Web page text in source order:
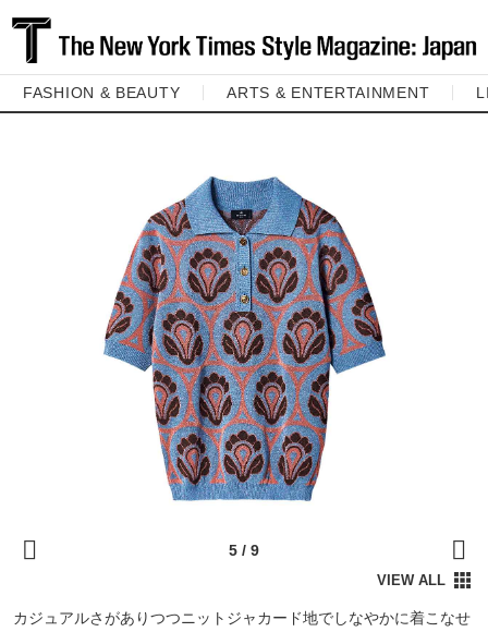
FASHION & BEAUTY ARTS & ENTERTAINMENT
カジュアルさがありつつニットジャカード地でしなやかに着こなせ